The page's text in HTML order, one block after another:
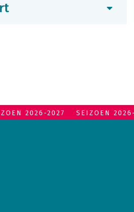
2026-2027 SEIZOEN